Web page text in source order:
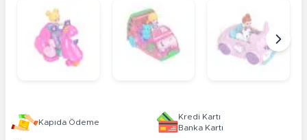
Kapıda Ödeme
Kredi Kartı
Banka Kartı